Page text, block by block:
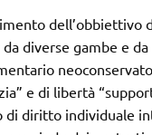
dell’obbiettivo
diverse gambe e
e di libertà
di diritto individuale